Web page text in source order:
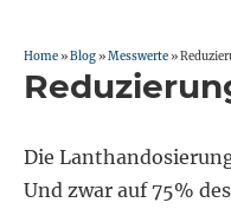
Home »Blog »Messwerte »
Die
Und zwar auf 75%